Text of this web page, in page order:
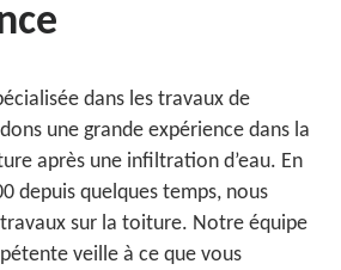
dans les travaux de
une grande expérience dans la
après une infiltration d’eau. En
depuis quelques temps, nous
sur la toiture. Notre équipe
veille à ce que vous